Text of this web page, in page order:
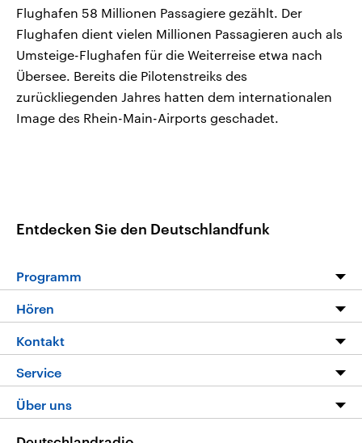
Flughafen 58 Millionen Passagiere gezählt. Der
Flughafen dient vielen Millionen Passagieren auch als
Umsteige-Flughafen für die Weiterreise etwa nach
Übersee. Bereits die Pilotenstreiks des
zurückliegenden Jahres hatten dem internationalen
Image des Rhein-Main-Airports geschadet.
Entdecken Sie den Deutschlandfunk
Programm
Die Nachrichten
Nachrichtenleicht
Neue Beiträge auf dlf.de
Hören
Livestream
Podcasts
Deutschlandfunk App
Nachrichten App
Kontakt
Hörerservice
Service
FAQ
Über uns